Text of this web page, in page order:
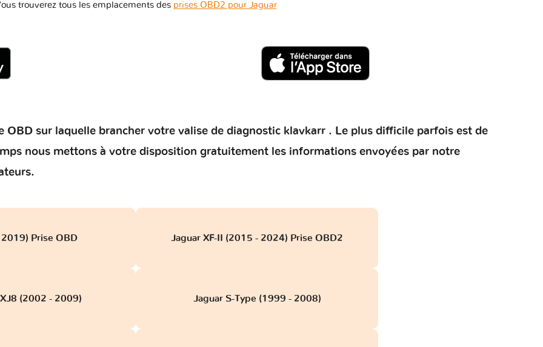
trouverez tous les emplacements des prises OBD2 pour Jaguar
OBD sur laquelle brancher votre valise de diagnostic klavkarr . Le plus difficile parfois est de
nous mettons à votre disposition gratuitement les informations envoyées par notre
Prise OBD Jaguar XF-II (2015 - 2024) Prise OBD2
(2002 - 2009) Jaguar S-Type (1999 - 2008)